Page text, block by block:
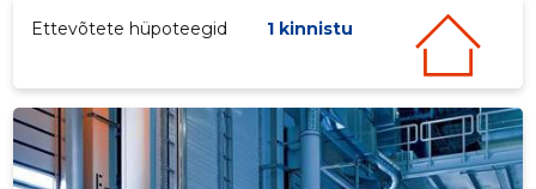
Ettevõtete hüpoteegid 1 kinnistu